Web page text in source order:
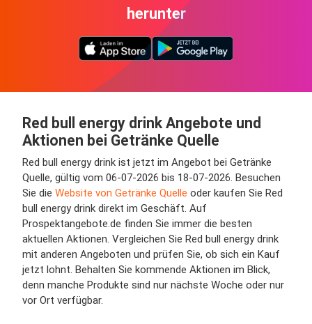
herunter
Red bull energy drink Angebote und
Aktionen bei Getränke Quelle
Red bull energy drink ist jetzt im Angebot bei Getränke
Quelle, gültig vom 06-07-2026 bis 18-07-2026. Besuchen
Sie die Website von Getränke Quelle oder kaufen Sie Red
bull energy drink direkt im Geschäft. Auf
Prospektangebote.de finden Sie immer die besten
aktuellen Aktionen. Vergleichen Sie Red bull energy drink
mit anderen Angeboten und prüfen Sie, ob sich ein Kauf
jetzt lohnt. Behalten Sie kommende Aktionen im Blick,
denn manche Produkte sind nur nächste Woche oder nur
vor Ort verfügbar.